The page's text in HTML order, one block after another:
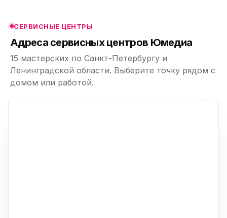
СЕРВИСНЫЕ ЦЕНТРЫ
Адреса сервисных центров Юмедиа
15 мастерских по Санкт-Петербургу и
Ленинградской области. Выберите точку рядом с
домом или работой.
ю